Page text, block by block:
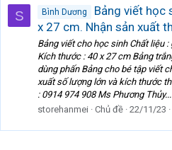
S Bình Dương
Bảng viết học
x 27 cm. Nhận sản xuất
Bảng viết cho học sinh Chất liệu
Kích thước : 40 x 27 cm Bảng
dùng phấn Bảng cho bé tập viết
xuất số lượng lớn và kích thước
: 0914 974 908 Ms Phương Thủy...
storehanmei
Chủ đề 22/11/23